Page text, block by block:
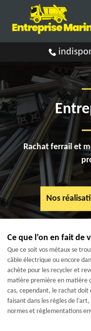
Rachat ferrail et
Nos
Ce que l’on en fait de
Que ce soit vos métaux se
câble électrique ou encore
achète pour les recycler et
matière première en matière
cas, cependant, le rachat doit
faisant dans les règles de
normes et règlementations